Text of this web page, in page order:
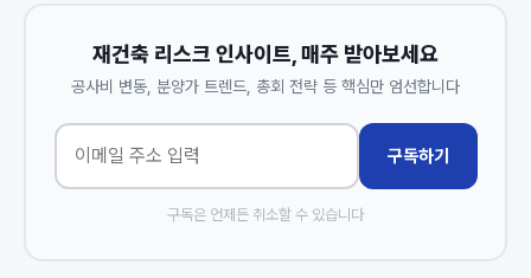
재건축 리스크 인사이트, 매주 받아보세요
공사비 변동, 분양가 트렌드, 총회 전략 등 핵심만 엄선합니다
구독하기
구독은 언제든 취소할 수 있습니다